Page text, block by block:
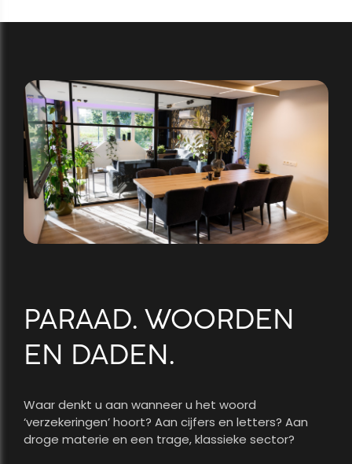
PARAAD. WOORDEN
EN DADEN.
Waar denkt u aan wanneer u het woord
‘verzekeringen’ hoort? Aan cijfers en letters? Aan
droge materie en een trage, klassieke sector?